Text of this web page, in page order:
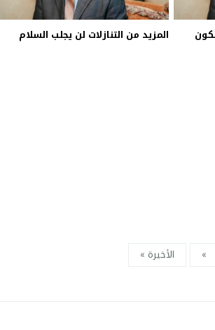
المزيد من التنازلات لن يجلب السلام
» الأخيرة »